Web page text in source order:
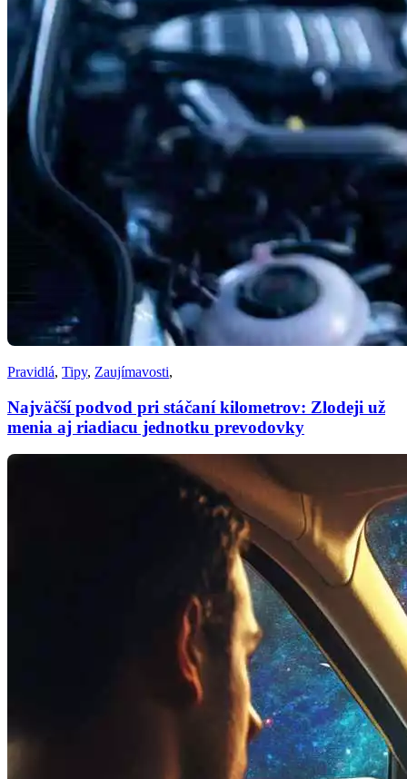
Pravidlá, Tipy, Zaujímavosti,
Najväčší podvod pri stáčaní kilometrov: Zlodeji už
menia aj riadiacu jednotku prevodovky